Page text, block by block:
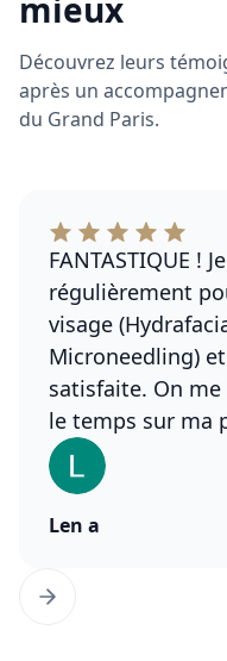
mieux
Découvrez leurs
après un
du Grand Paris.
FANTASTIQUE !
régulièrement
visage
Microneedling)
satisfaite. On
le temps sur ma
Len a